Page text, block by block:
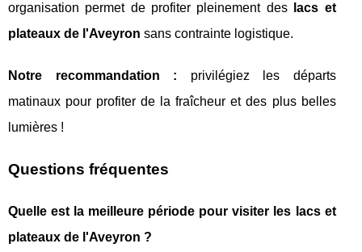
organisation permet de profiter pleinement des
lacs et
plateaux de l'Aveyron sans contrainte logistique.
Notre recommandation : privilégiez les départs
matinaux pour profiter de la fraîcheur et des plus belles
lumières !
Questions fréquentes
Quelle est la meilleure période pour visiter les lacs et
plateaux de l'Aveyron ?